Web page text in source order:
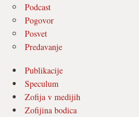
Podcast
Pogovor
Posvet
Predavanje
Publikacije
Speculum
Zofija v medijih
Zofijina bodica